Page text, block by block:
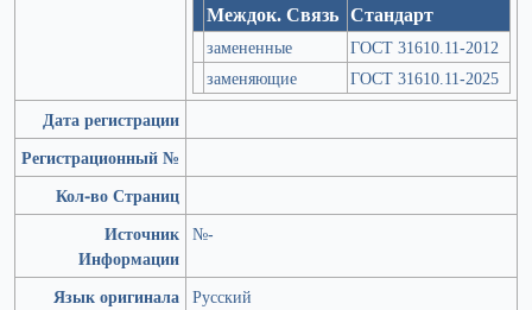
Междок. Связь Стандарт
замененные
ГОСТ 31610.11-2012
заменяющие
ГОСТ 31610.11-2025
Дата регистрации
Регистрационный №
Кол-во Страниц
Источник
Информации
№-
Язык оригинала Русский